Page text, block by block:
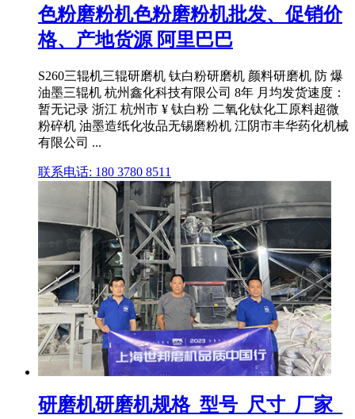
色粉磨粉机色粉磨粉机批发、促销价
格、产地货源 阿里巴巴
S260三辊机三辊研磨机 钛白粉研磨机 颜料研磨机 防 爆
油墨三辊机 杭州鑫化科技有限公司 8年 月均发货速度：
暂无记录 浙江 杭州市 ¥ 钛白粉 二氧化钛化工原料超微
粉碎机 油墨造纸化妆品无锡磨粉机 江阴市丰华药化机械
有限公司 ...
联系电话: 180 3780 8511
研磨机研磨机规格_型号_尺寸_厂家_